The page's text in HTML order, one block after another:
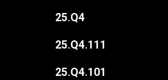
25.Q4
25.Q4.111
25.Q4.101